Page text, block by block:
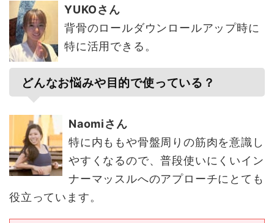
YUKOさん
背骨のロールダウンロールアップ時に
特に活用できる。
どんなお悩みや目的で使っている？
Naomiさん
特に内ももや骨盤周りの筋肉を意識し
やすくなるので、普段使いにくいイン
ナーマッスルへのアプローチにとても
役立っています。